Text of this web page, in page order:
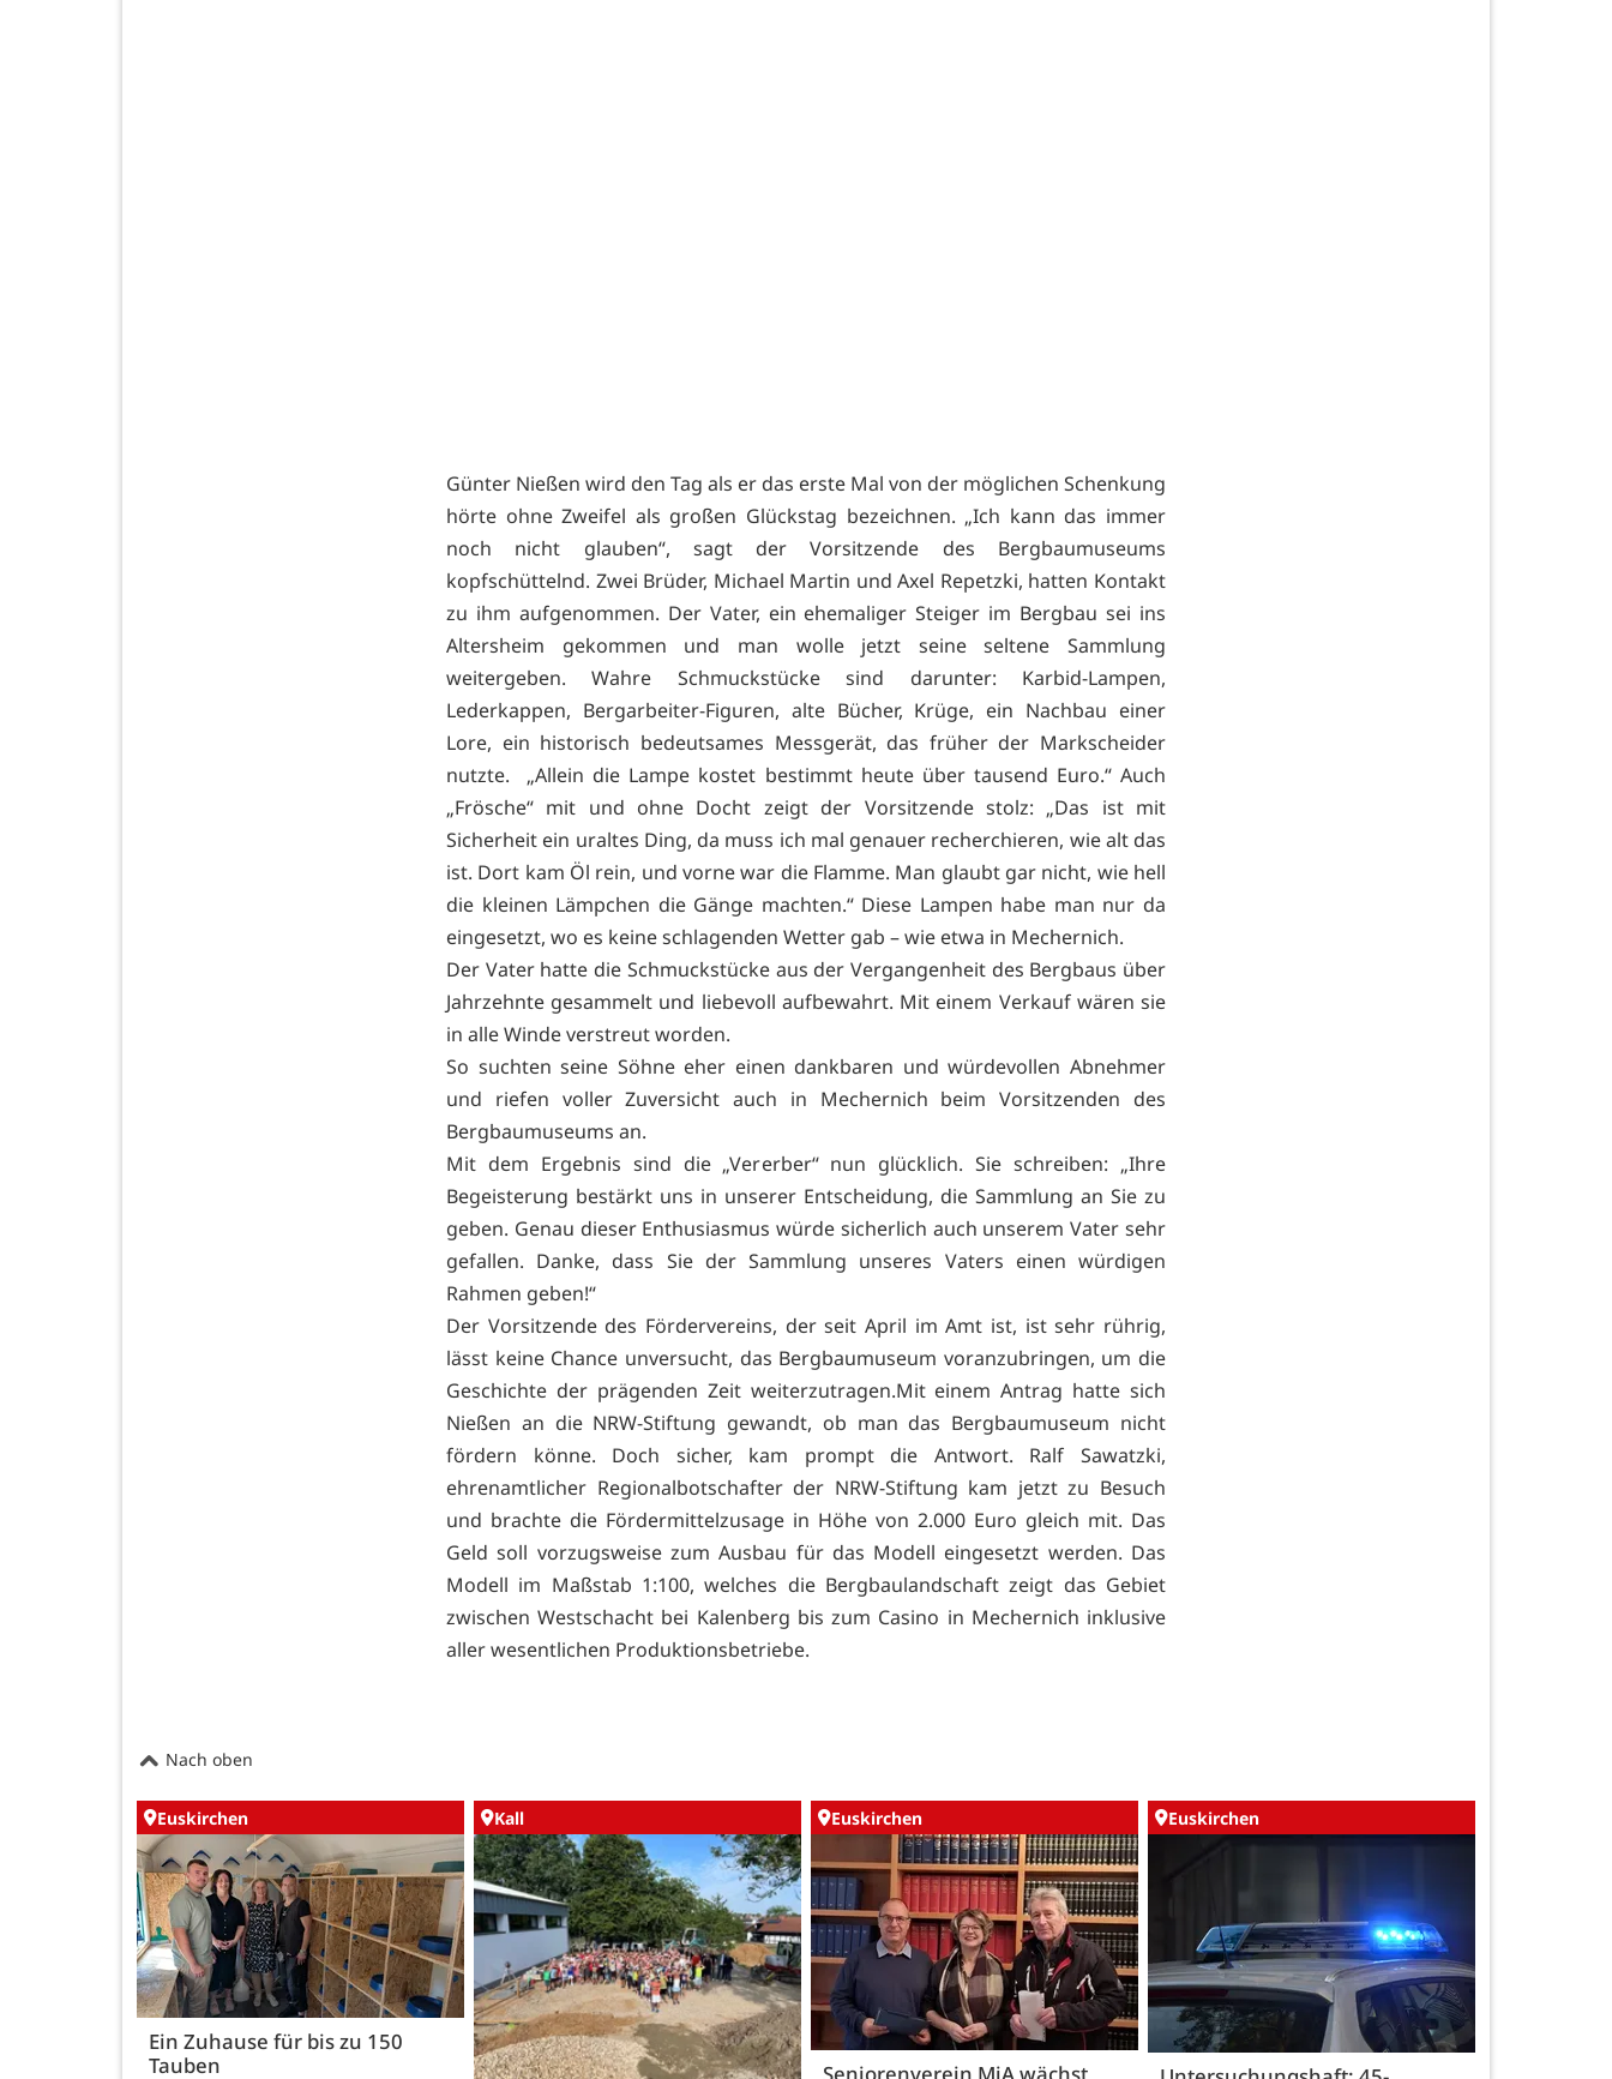
Günter Nießen wird den Tag als er das erste Mal von der möglichen Schenkung
hörte ohne Zweifel als großen Glückstag bezeichnen. „Ich kann das immer
noch nicht glauben“, sagt der Vorsitzende des Bergbaumuseums
kopfschüttelnd. Zwei Brüder, Michael Martin und Axel Repetzki, hatten Kontakt
zu ihm aufgenommen. Der Vater, ein ehemaliger Steiger im Bergbau sei ins
Altersheim gekommen und man wolle jetzt seine seltene Sammlung
weitergeben. Wahre Schmuckstücke sind darunter: Karbid-Lampen,
Lederkappen, Bergarbeiter-Figuren, alte Bücher, Krüge, ein Nachbau einer
Lore, ein historisch bedeutsames Messgerät, das früher der Markscheider
nutzte. „Allein die Lampe kostet bestimmt heute über tausend Euro.“ Auch
„Frösche“ mit und ohne Docht zeigt der Vorsitzende stolz: „Das ist mit
Sicherheit ein uraltes Ding, da muss ich mal genauer recherchieren, wie alt das
ist. Dort kam Öl rein, und vorne war die Flamme. Man glaubt gar nicht, wie hell
die kleinen Lämpchen die Gänge machten.“ Diese Lampen habe man nur da
eingesetzt, wo es keine schlagenden Wetter gab – wie etwa in Mechernich.
Der Vater hatte die Schmuckstücke aus der Vergangenheit des Bergbaus über
Jahrzehnte gesammelt und liebevoll aufbewahrt. Mit einem Verkauf wären sie
in alle Winde verstreut worden.
So suchten seine Söhne eher einen dankbaren und würdevollen Abnehmer
und riefen voller Zuversicht auch in Mechernich beim Vorsitzenden des
Bergbaumuseums an.
Mit dem Ergebnis sind die „Vererber“ nun glücklich. Sie schreiben: „Ihre
Begeisterung bestärkt uns in unserer Entscheidung, die Sammlung an Sie zu
geben. Genau dieser Enthusiasmus würde sicherlich auch unserem Vater sehr
gefallen. Danke, dass Sie der Sammlung unseres Vaters einen würdigen
Rahmen geben!“
Der Vorsitzende des Fördervereins, der seit April im Amt ist, ist sehr rührig,
lässt keine Chance unversucht, das Bergbaumuseum voranzubringen, um die
Geschichte der prägenden Zeit weiterzutragen.Mit einem Antrag hatte sich
Nießen an die NRW-Stiftung gewandt, ob man das Bergbaumuseum nicht
fördern könne. Doch sicher, kam prompt die Antwort. Ralf Sawatzki,
ehrenamtlicher Regionalbotschafter der NRW-Stiftung kam jetzt zu Besuch
und brachte die Fördermittelzusage in Höhe von 2.000 Euro gleich mit. Das
Geld soll vorzugsweise zum Ausbau für das Modell eingesetzt werden. Das
Modell im Maßstab 1:100, welches die Bergbaulandschaft zeigt das Gebiet
zwischen Westschacht bei Kalenberg bis zum Casino in Mechernich inklusive
aller wesentlichen Produktionsbetriebe.
Nach oben
Euskirchen
Ein Zuhause für bis zu 150
Tauben
Kall Euskirchen
Seniorenverein MiA wächst
Euskirchen